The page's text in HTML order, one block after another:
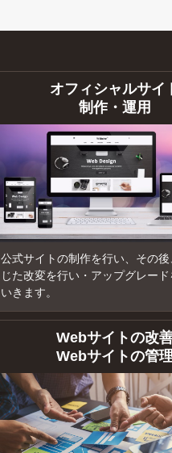
オフィシャルサイ
制作・運用
公式サイトの制作を行い、その
じた改変を行い・アップグレー
いきます。
Webサイトの改
Webサイトの管理